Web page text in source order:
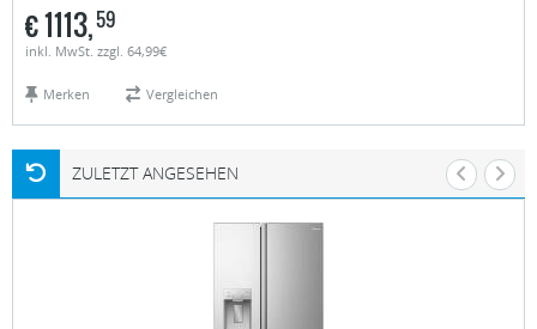
€1113,59
inkl. MwSt. zzgl. 64,99€
Merken Vergleichen
ZULETZT ANGESEHEN